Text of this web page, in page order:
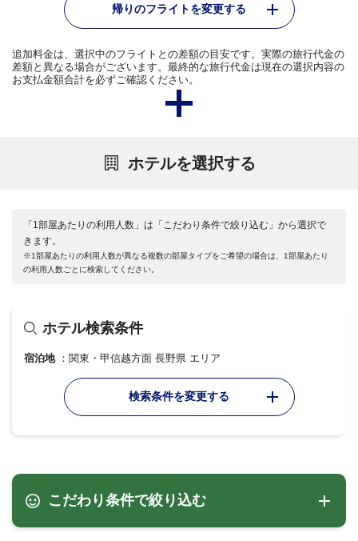
帰りのフライトを変更する
追加料金は、選択中のフライトとの差額の目安です。実際の旅行代金の
差額と異なる場合がございます。最終的な旅行代金は現在の選択内容の
お支払金額合計を必ずご確認ください。
ホテルを選択する
「1部屋あたりの利用人数」は「こだわり条件で絞り込む」から選択で
きます。
※1部屋あたりの利用人数が異なる複数の部屋タイプをご希望の場合は、1部屋あたり
の利用人数ごとに検索してください。
ホテル検索条件
宿泊地 関東・甲信越方面 長野県 エリア
検索条件を変更する
こだわり条件で絞り込む